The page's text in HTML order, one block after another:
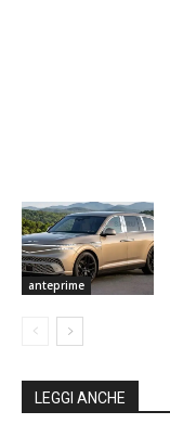
anteprime
LEGGI ANCHE